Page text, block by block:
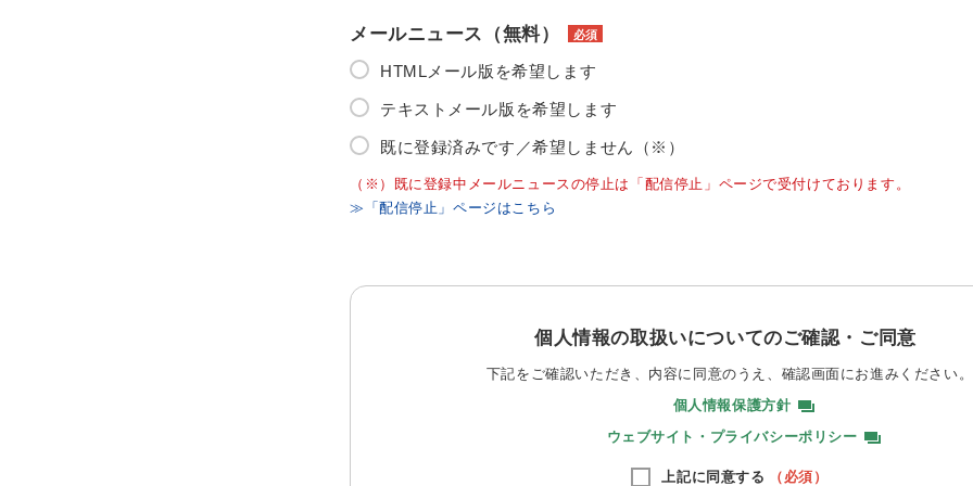
メールニュース（無料） 必須
HTMLメール版を希望します
テキストメール版を希望します
既に登録済みです／希望しません（※）
（※）既に登録中メールニュースの停止は「配信停止」ページで受付けております。
≫「配信停止」ページはこちら
個人情報の取扱いについてのご確認・ご同意
下記をご確認いただき、内容に同意のうえ、 確認画面にお進みください。
個人情報保護方針
ウェブサイト・プライバシーポリシー
上記に同意する （必須）